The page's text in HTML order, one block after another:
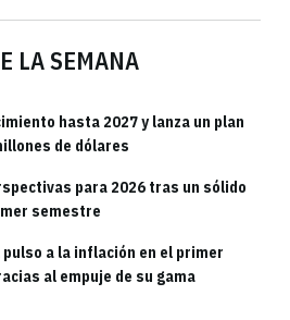
LA SEMANA
hasta 2027 y lanza un plan
de dólares
para 2026 tras un sólido
semestre
a la inflación en el primer
al empuje de su gama